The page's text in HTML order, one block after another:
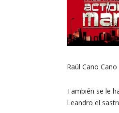
Raúl Cano
También se le
Leandro el